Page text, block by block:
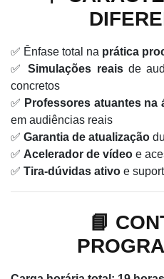
✅ Ênfase total na prática
✅Simulações reaisde
concretos
✅ Professores atuantes na
em audiências reais
✅ Garantia de atualização
✅ Acelerador de vídeo e
✅ Tira-dúvidas ativo e
📘